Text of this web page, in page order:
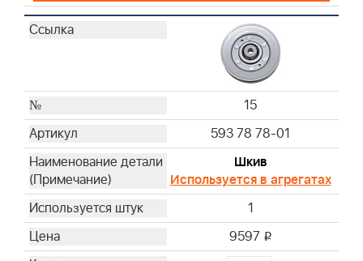
15
593 78 78-01
Шкив
Используется в агрегатах
1
9597 i